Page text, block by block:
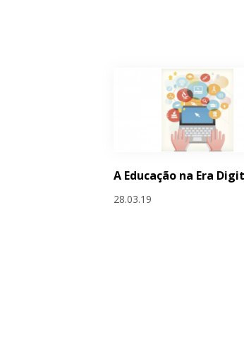
A Educação na Era
28.03.19
Páginas